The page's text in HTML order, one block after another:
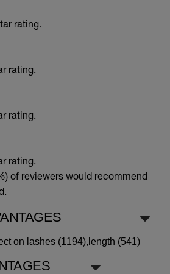
rating.
rating.
rating.
rating.
of reviewers would recommend
on lashes (1194), length (541)